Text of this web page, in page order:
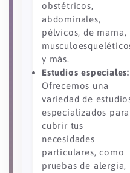
obstétricos,
abdominales,
pélvicos, de mama,
y más.
Estudios especiales:
Ofrecemos una
variedad de
especializados para
cubrir tus
necesidades
particulares, como
pruebas de alergia,